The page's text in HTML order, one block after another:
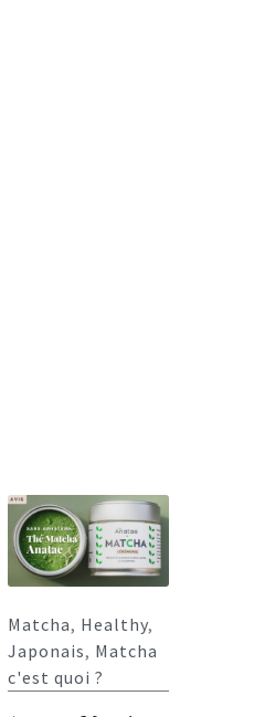
Matcha, Healthy,
Japonais, Matcha
c'est quoi ?